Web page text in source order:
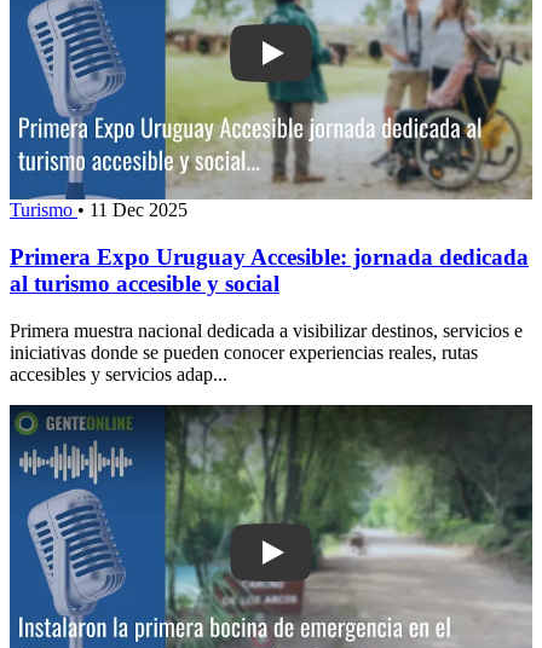
Play: Primera Expo Uruguay
Turismo • 11 Dec 2025
Primera Expo Uruguay Accesible: jornada dedicada
al turismo accesible y social
Primera muestra nacional dedicada a visibilizar destinos, servicios e
iniciativas donde se pueden conocer experiencias reales, rutas
accesibles y servicios adap...
Play: Instalaron la primera bocina de